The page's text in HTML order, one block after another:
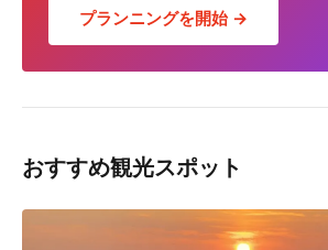
プランニングを開始 →
おすすめ観光スポット